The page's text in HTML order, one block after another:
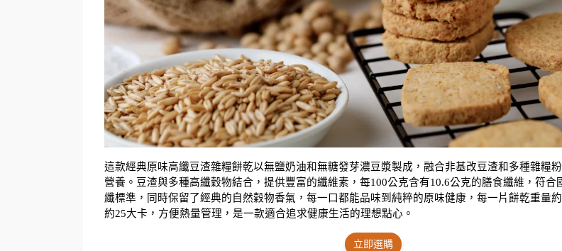
這款經典原味高纖豆渣雜糧餅乾以無鹽奶油和無糖發芽濃豆漿製成，融合非基改豆渣和多種雜糧
營養。豆渣與多種高纖穀物結合，提供豐富的纖維素，每100公克含有10.6公克的膳食纖維，符合
纖標準，同時保留了經典的自然穀物香氣，每一口都能品味到純粹的原味健康，每一片餅乾重量
約25大卡，方便熱量管理，是一款適合追求健康生活的理想點心。
立即選購